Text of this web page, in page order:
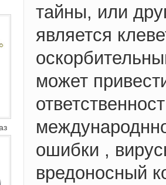
тайны, или
является
может
ошибки ,
вредоносный